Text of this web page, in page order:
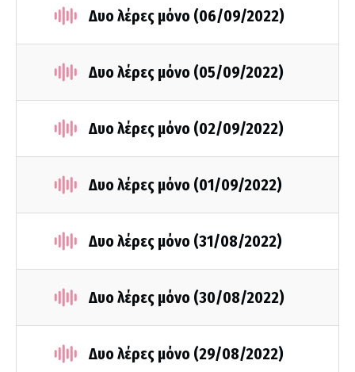
Δυο λέρες μόνο (06/09/2022)
Δυο λέρες μόνο (05/09/2022)
Δυο λέρες μόνο (02/09/2022)
Δυο λέρες μόνο (01/09/2022)
Δυο λέρες μόνο (31/08/2022)
Δυο λέρες μόνο (30/08/2022)
Δυο λέρες μόνο (29/08/2022)